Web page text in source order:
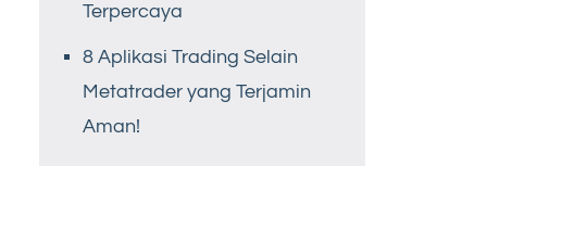
Terpercaya
8 Aplikasi Trading Selain
Metatrader yang Terjamin
Aman!